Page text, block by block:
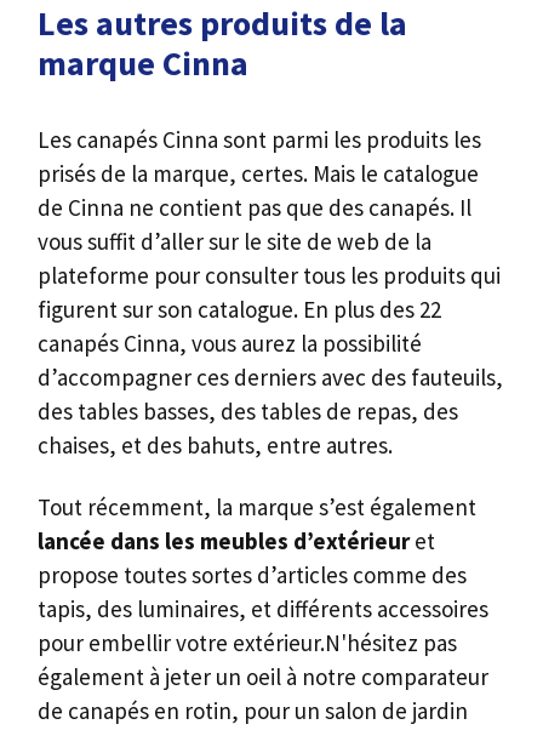
Les autres produits de la
marque Cinna
Les canapés Cinna sont parmi les produits les
prisés de la marque, certes. Mais le catalogue
de Cinna ne contient pas que des canapés. Il
vous suffit d’aller sur le site de web de la
plateforme pour consulter tous les produits qui
figurent sur son catalogue. En plus des 22
canapés Cinna, vous aurez la possibilité
d’accompagner ces derniers avec des fauteuils,
des tables basses, des tables de repas, des
chaises, et des bahuts, entre autres.
Tout récemment, la marque s’est également
lancée dans les meubles d’extérieuret
propose toutes sortes d’articles comme des
tapis, des luminaires, et différents accessoires
pour embellir votre extérieur.N'hésitez pas
également à jeter un oeil à notre comparateur
de canapés en rotin, pour un salon de jardin